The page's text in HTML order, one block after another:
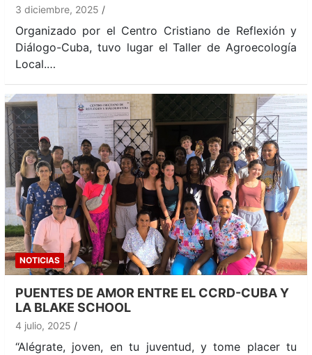
3 diciembre, 2025
Organizado por el Centro Cristiano de Reflexión y
Diálogo-Cuba, tuvo lugar el Taller de Agroecología
Local.…
NOTICIAS
PUENTES DE AMOR ENTRE EL CCRD-CUBA Y
LA BLAKE SCHOOL
4 julio, 2025
“Alégrate, joven, en tu juventud, y tome placer tu